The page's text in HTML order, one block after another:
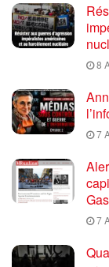
8
7
7